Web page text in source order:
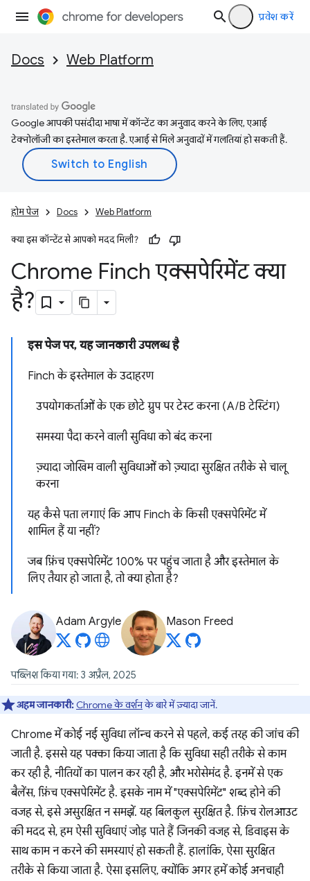
प्रवेश करें
Docs Web Platform
Google आपकी पसंदीदा भाषा में कॉन्टेंट का अनुवाद करने के लिए, एआई
टेक्नोलॉजी का इस्तेमाल करता है. एआई से मिले अनुवादों में गलतियां हो सकती हैं.
होम पेज Docs Web Platform
क्या इस कॉन्टेंट से आपको मदद मिली?
Chrome Finch एक्सपेरिमेंट क्या
है?
इस पेज पर, यह जानकारी उपलब्ध है
Finch के इस्तेमाल के उदाहरण
उपयोगकर्ताओं के एक छोटे ग्रुप पर टेस्ट करना (A/B टेस्टिंग)
समस्या पैदा करने वाली सुविधा को बंद करना
ज़्यादा जोखिम वाली सुविधाओं को ज़्यादा सुरक्षित तरीके से चालू
करना
यह कैसे पता लगाएं कि आप Finch के किसी एक्सपेरिमेंट में
शामिल हैं या नहीं?
जब फ़िंच एक्सपेरिमेंट 100% पर पहुंच जाता है और इस्तेमाल के
लिए तैयार हो जाता है, तो क्या होता है?
Adam Argyle Mason Freed
पब्लिश किया गया: 3 अप्रैल, 2025
अहम जानकारी: Chrome के वर्शनके बारे में ज़्यादा जानें.
Chrome में कोई नई सुविधा लॉन्च करने से पहले, कई तरह की जांच की
जाती है. इससे यह पक्का किया जाता है कि सुविधा सही तरीके से काम
कर रही है, नीतियों का पालन कर रही है, और भरोसेमंद है. इनमें से एक
बैलेंस, फ़िंच एक्सपेरिमेंट है. इसके नाम में "एक्सपेरिमेंट" शब्द होने की
वजह से, इसे असुरक्षित न समझें. यह बिलकुल सुरक्षित है. फ़िंच रोलआउट
की मदद से, हम ऐसी सुविधाएं जोड़ पाते हैं जिनकी वजह से, डिवाइस के
साथ काम न करने की समस्याएं हो सकती हैं. हालांकि, ऐसा सुरक्षित
तरीके से किया जाता है. ऐसा इसलिए, क्योंकि अगर हमें कोई अनचाही